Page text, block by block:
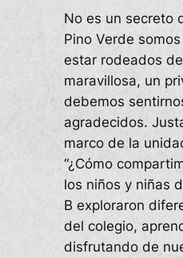
No es un secreto
Pino Verde
estar rodeados
maravillosa, un
debemos
agradecidos.
marco de la
“¿Cómo
los niños y niñas
B exploraron
del colegio,
disfrutando de